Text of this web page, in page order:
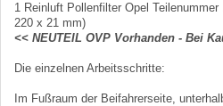
1 Reinluft Pollenfilter Opel
220 x 21 mm)
<< NEUTEIL OVP Vorhanden - Bei
Die einzelnen Arbeitsschritte:
Im Fußraum der Beifahrerseite,